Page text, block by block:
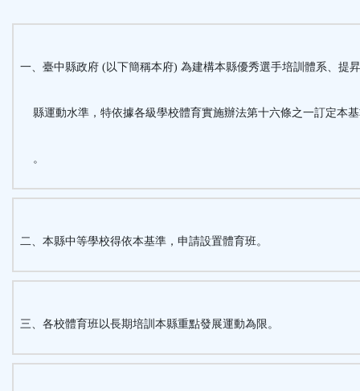
能
一、臺中縣政府 (以下簡稱本府) 為建構本縣優秀選手培訓體系、提
縣運動水準，特依據各級學校體育實施辦法第十六條之一訂定本
。
二、本縣中等學校得依本基準，申請設置體育班。
三、各校體育班以長期培訓本縣重點發展運動為限。